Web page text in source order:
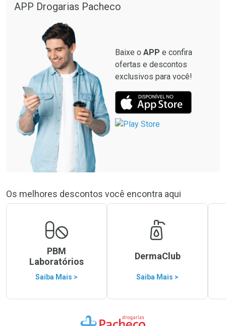
APP Drogarias Pacheco
Baixe o APP e confira
ofertas e descontos
exclusivos para você!
Os melhores descontos você encontra aqui
PBM
Laboratórios
Saiba Mais >
DermaClub
Saiba Mais >
Ir para a Home